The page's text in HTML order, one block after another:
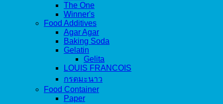
The One
Winner's
Food Additives
Agar Agar
Baking Soda
Gelatin
Gelita
LOUIS FRANCOIS
กรดมะนาว
Food Container
Paper